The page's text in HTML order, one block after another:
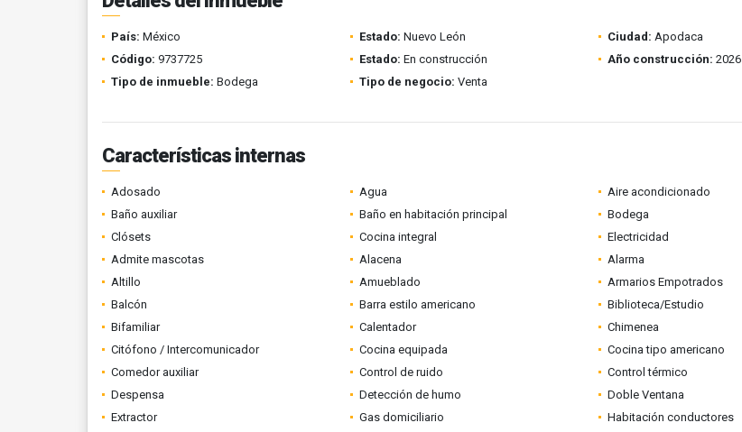
País: México Estado: Nuevo León Ciudad: Apodaca
Código: 9737725 Estado: En construcción Año construcción: 2026
Tipo de inmueble: Bodega Tipo de negocio: Venta
Características internas
Adosado Agua
Aire acondicionado
Baño auxiliar
Baño en habitación principal
Bodega
Clósets
Cocina integral
Electricidad
Admite mascotas
Alacena
Alarma
Altillo
Amueblado
Armarios Empotrados
Balcón
Barra estilo americano
Biblioteca/Estudio
Bifamiliar
Calentador
Chimenea
Citófono / Intercomunicador
Cocina equipada
Cocina tipo americano
Comedor auxiliar
Control de ruido
Control térmico
Despensa
Detección de humo
Doble Ventana
Extractor
Gas domiciliario
Habitación conductores